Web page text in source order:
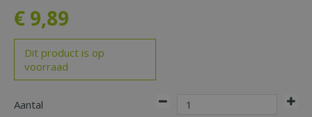
€ 9,89
Dit product is op
voorraad
Aantal